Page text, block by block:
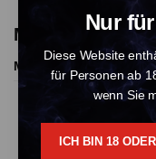
Nur
Diese Website
für Personen ab
wenn Sie
ICH BIN 18
More Products
More Products